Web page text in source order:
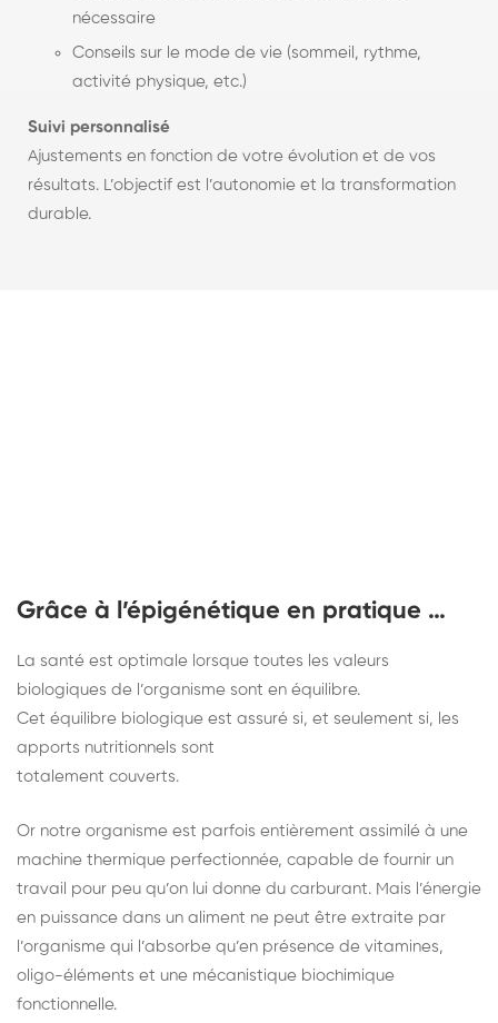
nécessaire
Conseils sur le mode de vie (sommeil, rythme,
activité physique, etc.)
Suivi personnalisé
Ajustements en fonction de votre évolution et de vos
résultats. L’objectif est l’autonomie et la transformation
durable.
Grâce à l’épigénétique en pratique …
La santé est optimale lorsque toutes les valeurs
biologiques de l’organisme sont en équilibre.
Cet équilibre biologique est assuré si, et seulement si, les
apports nutritionnels sont
totalement couverts.
Or notre organisme est parfois entièrement assimilé à une
machine thermique perfectionnée, capable de fournir un
travail pour peu qu’on lui donne du carburant. Mais l’énergie
en puissance dans un aliment ne peut être extraite par
l’organisme qui l’absorbe qu’en présence de vitamines,
oligo-éléments et une mécanistique biochimique
fonctionnelle.